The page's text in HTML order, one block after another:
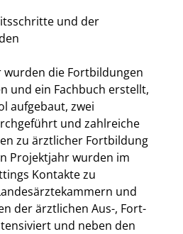
und der
die Fortbildungen
und ein Fachbuch erstellt,
aufgebaut, zwei
und zahlreiche
zu ärztlicher Fortbildung
Projektjahr wurden im
Kontakte zu
und
der ärztlichen Aus-, Fort-
und neben den